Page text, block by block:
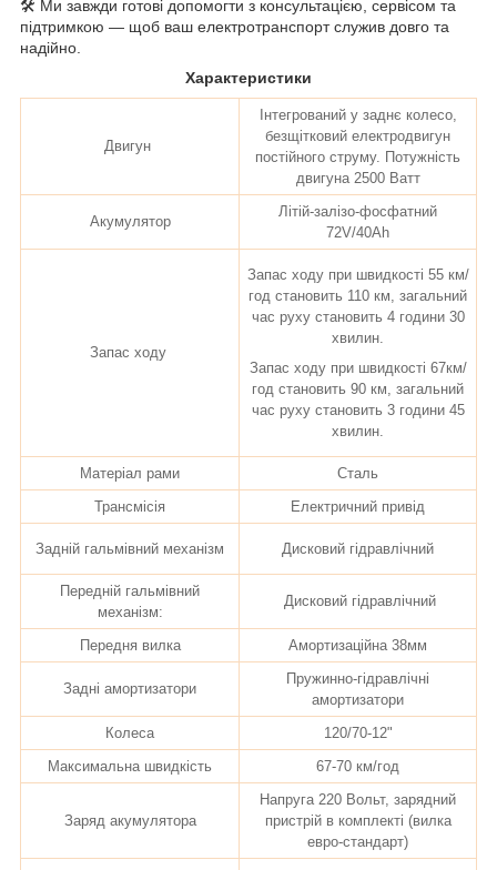
🛠️ Ми завжди готові допомогти з консультацією, сервісом та
підтримкою — щоб ваш електротранспорт служив довго та
надійно.
Характеристики
Двигун
Інтегрований у заднє колесо,
безщітковий електродвигун
постійного струму. Потужність
двигуна 2500 Ватт
Акумулятор
Літій-залізо-фосфатний
72V/40Ah
Запас ходу
Запас ходу при швидкості 55 км/
год становить 110 км, загальний
час руху становить 4 години 30
хвилин.
Запас ходу при швидкості 67км/
год становить 90 км, загальний
час руху становить 3 години 45
хвилин.
Матеріал рами
Сталь
Трансмісія
Електричний привід
Задній гальмівний механізм Дисковий гідравлічний
Передній гальмівний
механізм:
Дисковий гідравлічний
Передня вилка Амортизаційна 38мм
Задні амортизатори
Пружинно-гідравлічні
амортизатори
Колеса
120/70-12"
Максимальна швидкість
67-70 км/год
Заряд акумулятора
Напруга 220 Вольт, зарядний
пристрій в комплекті (вилка
евро-стандарт)